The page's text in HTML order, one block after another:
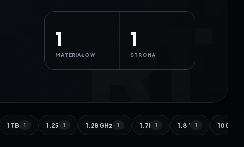
1
MATERIAŁÓW
1
STRONA
1 TB 1 1.25 1 1.28 GHz 1 1.7l 1 1.8” 1 10 000